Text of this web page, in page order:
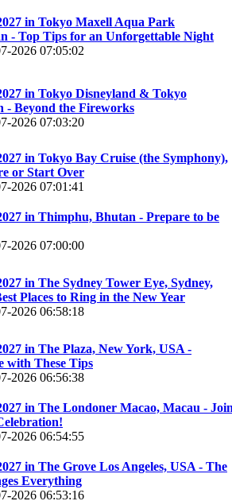
in Tokyo Maxell Aqua Park
- Top Tips for an Unforgettable Night
2026 07:05:02
in Tokyo Disneyland & Tokyo
- Beyond the Fireworks
2026 07:03:20
in Tokyo Bay Cruise (the Symphony),
or Start Over
2026 07:01:41
in Thimphu, Bhutan - Prepare to be
2026 07:00:00
in The Sydney Tower Eye, Sydney,
Places to Ring in the New Year
2026 06:58:18
in The Plaza, New York, USA -
with These Tips
2026 06:56:38
in The Londoner Macao, Macau -
2026 06:54:55
in The Grove Los Angeles, USA - The
Everything
2026 06:53:16